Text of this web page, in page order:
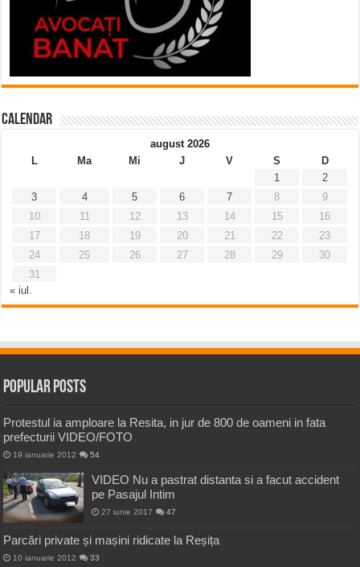
Calendar
august 2026
L
Ma Mi J V S
D
1
2
3
4 5 6 7 8
9
10
11 12 13 14 15
16
17
18 19 20 21 22
23
24
25 26 27 28 29
30
31
« iul.
Popular Posts
Protestul ia amploare la Resita, in jur de 800 de oameni in fata
prefecturii VIDEO/FOTO
19 ianuarie 2012 54
VIDEO Nu a pastrat distanta si a facut accident
pe Pasajul Intim
27 iunie 2017 47
Parcări private și mașini ridicate la Reșița
10 ianuarie 2012 33